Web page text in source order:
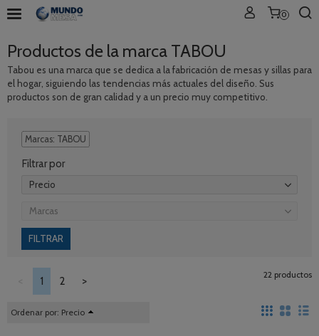
0
Productos de la marca TABOU
Tabou es una marca que se dedica a la fabricación de mesas y sillas para
el hogar, siguiendo las tendencias más actuales del diseño. Sus
productos son de gran calidad y a un precio muy competitivo.
Marcas: TABOU
Filtrar por
Precio
Marcas
1 2 >
22 productos
Ordenar por: Precio